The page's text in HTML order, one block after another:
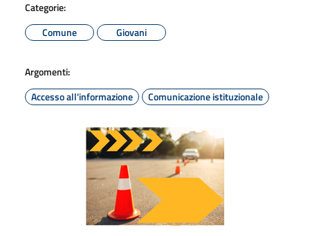
Categorie:
Comune
Giovani
Argomenti:
Accesso all'informazione
Comunicazione istituzionale